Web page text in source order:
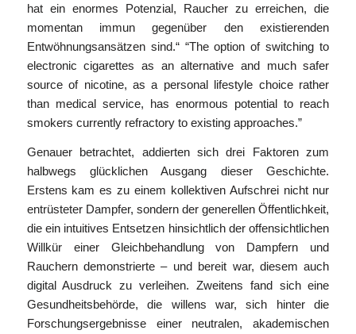
hat ein enormes Potenzial, Raucher zu erreichen, die
momentan immun gegenüber den existierenden
Entwöhnungsansätzen sind.“ “The option of switching to
electronic cigarettes as an alternative and much safer
source of nicotine, as a personal lifestyle choice rather
than medical service, has enormous potential to reach
smokers currently refractory to existing approaches.”
Genauer betrachtet, addierten sich drei Faktoren zum
halbwegs glücklichen Ausgang dieser Geschichte.
Erstens kam es zu einem kollektiven Aufschrei nicht nur
entrüsteter Dampfer, sondern der generellen Öffentlichkeit,
die ein intuitives Entsetzen hinsichtlich der offensichtlichen
Willkür einer Gleichbehandlung von Dampfern und
Rauchern demonstrierte – und bereit war, diesem auch
digital Ausdruck zu verleihen. Zweitens fand sich eine
Gesundheitsbehörde, die willens war, sich hinter die
Forschungsergebnisse einer neutralen, akademischen